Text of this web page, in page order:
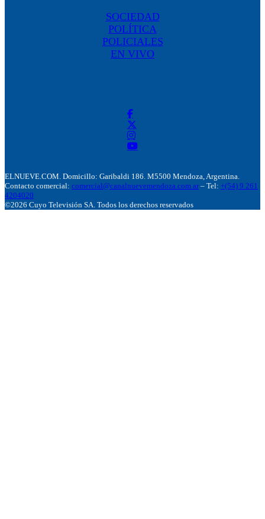
SOCIEDAD
POLÍTICA
POLICIALES
EN VIVO
ELNUEVE.COM. Domicillo: Garibaldi 186. M5500 Mendoza, Argentina.
Contacto comercial: comercial@canalnuevemendoza.com.ar – Tel: +(54) 9 261
4204020
©2026 Cuyo Televisión SA. Todos los derechos reservados